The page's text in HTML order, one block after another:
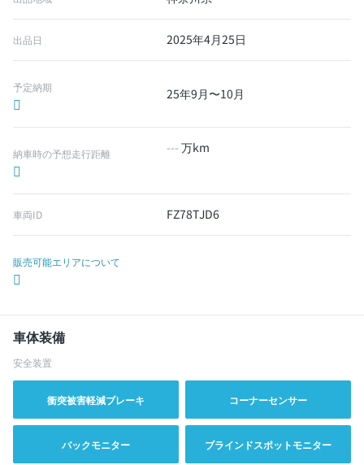
出品日 2025年4月25日
予定納期 25年9月〜10月
納車時の予想走行距離 --- 万km
車両ID FZ78TJD6
販売可能エリアについて
車体装備
安全装置
衝突被害軽減ブレーキ コーナーセンサー
バックモニター ブラインドスポットモニター